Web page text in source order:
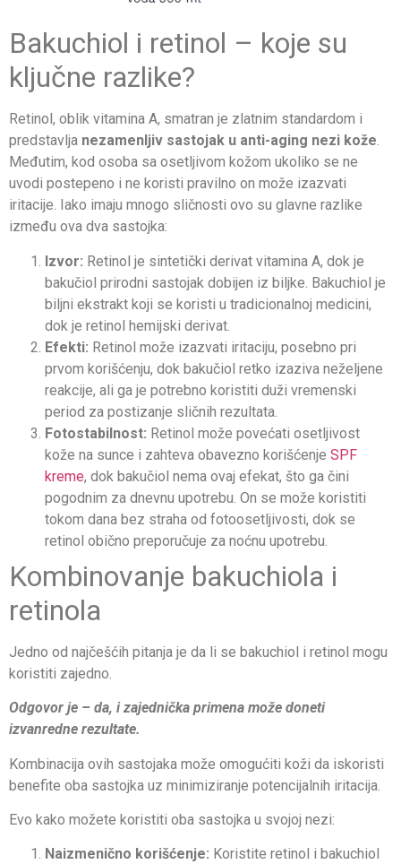
Bakuchiol i retinol – koje su
ključne razlike?
Retinol, oblik vitamina A, smatran je zlatnim standardom i
predstavlja nezamenljiv sastojak u anti-aging nezi kože.
Međutim, kod osoba sa osetljivom kožom ukoliko se ne
uvodi postepeno i ne koristi pravilno on može izazvati
iritacije. Iako imaju mnogo sličnosti ovo su glavne razlike
između ova dva sastojka:
Izvor: Retinol je sintetički derivat vitamina A, dok je
bakučiol prirodni sastojak dobijen iz biljke. Bakuchiol je
biljni ekstrakt koji se koristi u tradicionalnoj medicini,
dok je retinol hemijski derivat.
Efekti: Retinol može izazvati iritaciju, posebno pri
prvom korišćenju, dok bakučiol retko izaziva neželjene
reakcije, ali ga je potrebno koristiti duži vremenski
period za postizanje sličnih rezultata.
Fotostabilnost: Retinol može povećati osetljivost
kože na sunce i zahteva obavezno korišćenje SPF
kreme, dok bakučiol nema ovaj efekat, što ga čini
pogodnim za dnevnu upotrebu. On se može koristiti
tokom dana bez straha od fotoosetljivosti, dok se
retinol obično preporučuje za noćnu upotrebu.
Kombinovanje bakuchiola i
retinola
Jedno od najčešćih pitanja je da li se bakuchiol i retinol mogu
koristiti zajedno.
Odgovor je – da, i zajednička primena može doneti
izvanredne rezultate.
Kombinacija ovih sastojaka može omogućiti koži da iskoristi
benefite oba sastojka uz minimiziranje potencijalnih iritacija.
Evo kako možete koristiti oba sastojka u svojoj nezi:
Naizmenično korišćenje: Koristite retinol i bakuchiol